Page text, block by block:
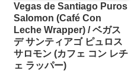
Vegas de Santiago Puros
Salomon (Café Con
Leche Wrapper) / ベガス
デ サンティアゴ ピュロス
サロモン (カフェ コン レチ
ェ ラッパー)